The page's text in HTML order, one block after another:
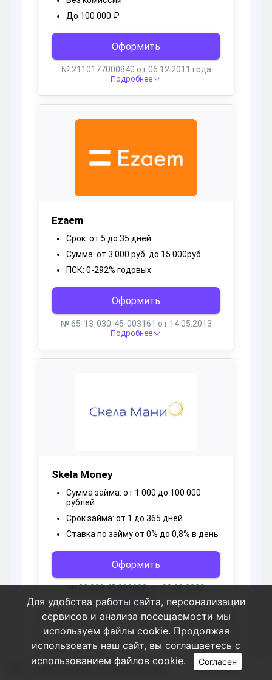
Пользователи PromotionKem
Для удобства работы сайта, персонализации
сервисов и анализа посещаемости мы
используем файлы cookie. Продолжая
использовать наш сайт, вы соглашаетесь с
использованием файлов cookie.
Согласен